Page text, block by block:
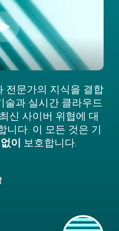
전문가의 지식을 결합
술과 실시간 클라우드
신 사이버 위협에 대
니다. 이 모든 것은 기
이 보호합니다.